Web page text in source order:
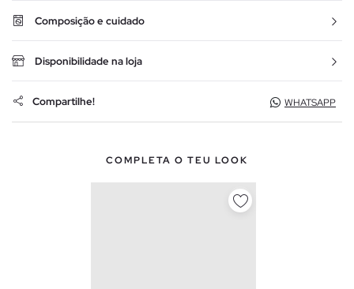
Composição e cuidado
Disponibilidade na loja
Compartilhe! WHATSAPP
COMPLETA O TEU LOOK